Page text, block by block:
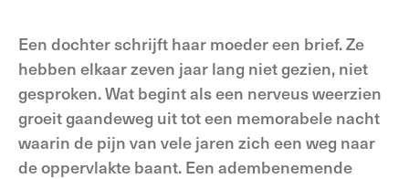
Een dochter schrijft haar moeder een brief. Ze
hebben elkaar zeven jaar lang niet gezien, niet
gesproken. Wat begint als een nerveus weerzien
groeit gaandeweg uit tot een memorabele nacht
waarin de pijn van vele jaren zich een weg naar
de oppervlakte baant. Een adembenemende